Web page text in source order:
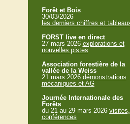
Forêt et Bois
30/03/2026
les derniers chiffres et
FORST live en direct
27 mars 2026 explorations et
nouvelles pistes
Association forestière de la
vallée de la Weiss
21 mars 2026 démonstrations
mécaniques et AG
Journée Internationale des
Forêts
du 21 au 29 mars 2026 visites,
conférences